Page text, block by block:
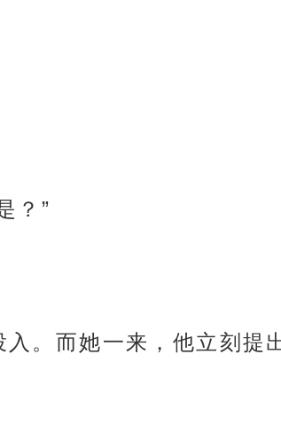
？”
。而她一来，他立刻提